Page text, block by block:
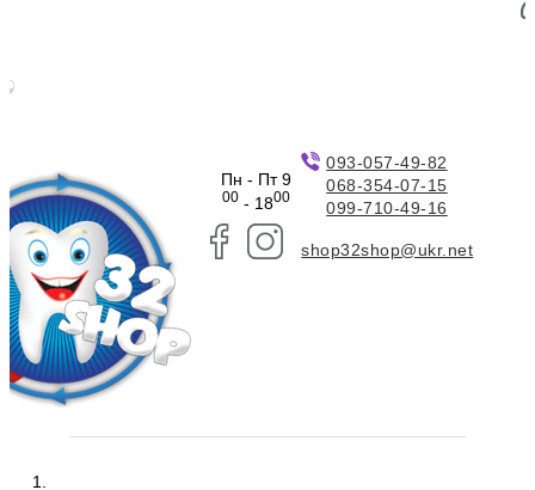
Пн - Пт 9
00- 1800
093-057-49-82
068-354-07-15
099-710-49-16
shop32shop@ukr.net